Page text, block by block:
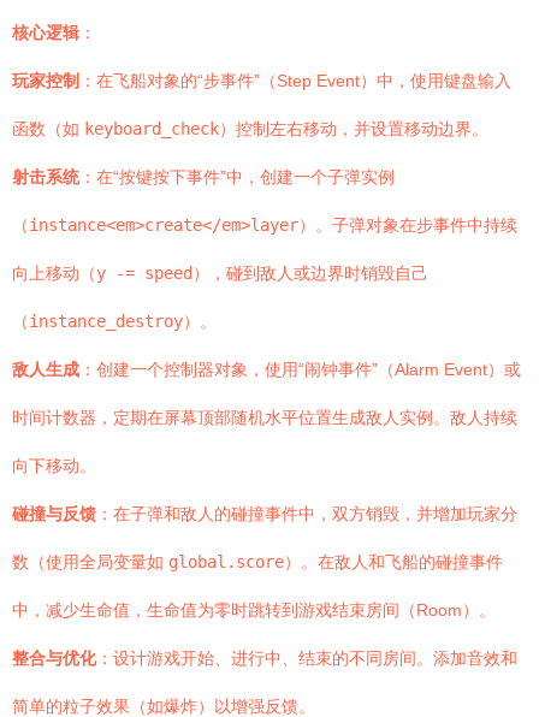
核心逻辑 ：
玩家控制 ：在飞船对象的“步事件”（Step Event）中，使用键盘输入
函数（如 keyboard_check）控制左右移动，并设置移动边界。
射击系统：在“按键按下事件”中，创建一个子弹实例
（instance<em>create</em>layer）。子弹对象在步事件中持续
向上移动（y -= speed ），碰到敌人或边界时销毁自己
（instance_destroy）。
敌人生成 ：创建一个控制器对象，使用“闹钟事件”（Alarm Event）或
时间计数器，定期在屏幕顶部随机水平位置生成敌人实例。敌人持续
向下移动。
碰撞与反馈 ：在子弹和敌人的碰撞事件中，双方销毁，并增加玩家分
数（使用全局变量如 global.score）。在敌人和飞船的碰撞事件
中，减少生命值，生命值为零时跳转到游戏结束房间（Room）。
整合与优化：设计游戏开始、进行中、结束的不同房间。添加音效和
简单的粒子效果（如爆炸）以增强反馈。